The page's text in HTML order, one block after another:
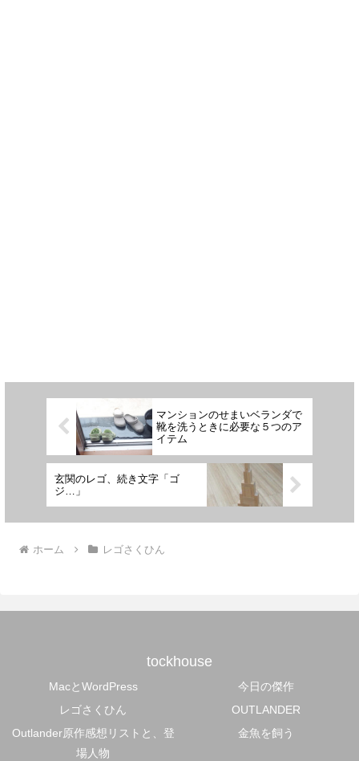
マンションのせまいベランダで
靴を洗うときに必要な５つのア
イテム
玄関のレゴ、続き文字「ゴ
ジ…」
ホーム レゴさくひん
tockhouse
MacとWordPress
今日の傑作
レゴさくひん
OUTLANDER
Outlander原作感想リストと、登
場人物
金魚を飼う